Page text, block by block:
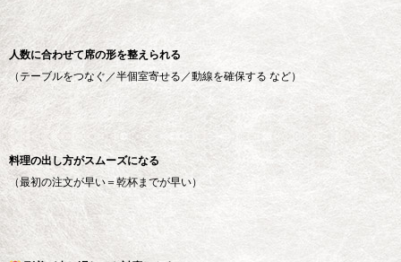
人数に合わせて席の形を整えられる
（テーブルをつなぐ／半個室寄せる／動線を確保する など）
料理の出し方がスムーズになる
（最初の注文が早い＝乾杯までが早い）